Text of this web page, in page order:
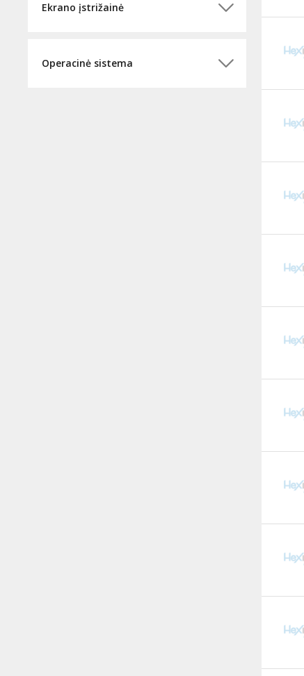
Ekrano įstrižainė
Operacinė sistema